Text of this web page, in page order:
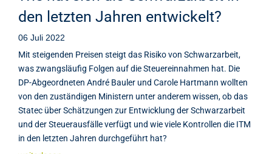
den letzten Jahren entwickelt?
06 Juli 2022
Mit steigenden Preisen steigt das Risiko von Schwarzarbeit,
was zwangsläufig Folgen auf die Steuereinnahmen hat. Die
DP-Abgeordneten André Bauler und Carole Hartmann wollten
von den zuständigen Ministern unter anderem wissen, ob das
Statec über Schätzungen zur Entwicklung der Schwarzarbeit
und der Steuerausfälle verfügt und wie viele Kontrollen die ITM
in den letzten Jahren durchgeführt hat?